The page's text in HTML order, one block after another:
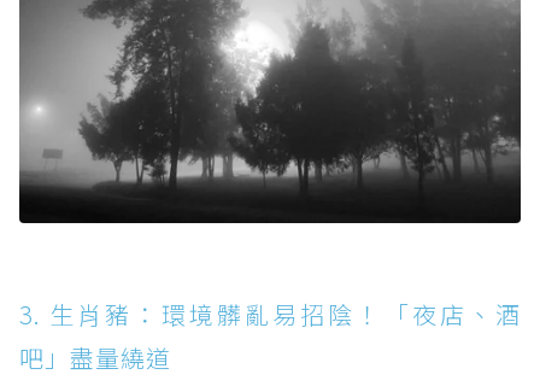
3. 生肖豬：環境髒亂易招陰！「夜店、酒
吧」盡量繞道